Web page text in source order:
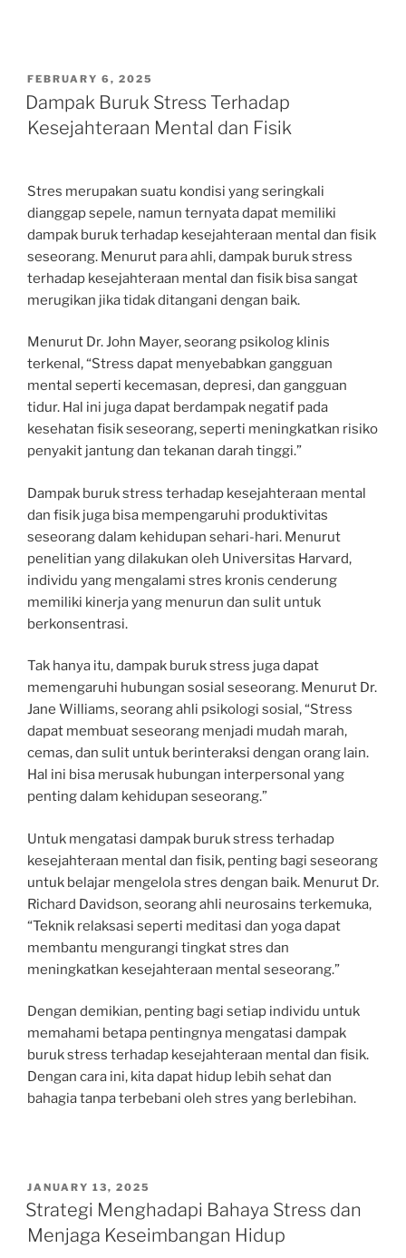
POSTED
ON
FEBRUARY 6, 2025
Dampak Buruk Stress Terhadap
Kesejahteraan Mental dan Fisik
Stres merupakan suatu kondisi yang seringkali
dianggap sepele, namun ternyata dapat memiliki
dampak buruk terhadap kesejahteraan mental dan fisik
seseorang. Menurut para ahli, dampak buruk stress
terhadap kesejahteraan mental dan fisik bisa sangat
merugikan jika tidak ditangani dengan baik.
Menurut Dr. John Mayer, seorang psikolog klinis
terkenal, “Stress dapat menyebabkan gangguan
mental seperti kecemasan, depresi, dan gangguan
tidur. Hal ini juga dapat berdampak negatif pada
kesehatan fisik seseorang, seperti meningkatkan risiko
penyakit jantung dan tekanan darah tinggi.”
Dampak buruk stress terhadap kesejahteraan mental
dan fisik juga bisa mempengaruhi produktivitas
seseorang dalam kehidupan sehari-hari. Menurut
penelitian yang dilakukan oleh Universitas Harvard,
individu yang mengalami stres kronis cenderung
memiliki kinerja yang menurun dan sulit untuk
berkonsentrasi.
Tak hanya itu, dampak buruk stress juga dapat
memengaruhi hubungan sosial seseorang. Menurut Dr.
Jane Williams, seorang ahli psikologi sosial, “Stress
dapat membuat seseorang menjadi mudah marah,
cemas, dan sulit untuk berinteraksi dengan orang lain.
Hal ini bisa merusak hubungan interpersonal yang
penting dalam kehidupan seseorang.”
Untuk mengatasi dampak buruk stress terhadap
kesejahteraan mental dan fisik, penting bagi seseorang
untuk belajar mengelola stres dengan baik. Menurut Dr.
Richard Davidson, seorang ahli neurosains terkemuka,
“Teknik relaksasi seperti meditasi dan yoga dapat
membantu mengurangi tingkat stres dan
meningkatkan kesejahteraan mental seseorang.”
Dengan demikian, penting bagi setiap individu untuk
memahami betapa pentingnya mengatasi dampak
buruk stress terhadap kesejahteraan mental dan fisik.
Dengan cara ini, kita dapat hidup lebih sehat dan
bahagia tanpa terbebani oleh stres yang berlebihan.
POSTED
ON
JANUARY 13, 2025
Strategi Menghadapi Bahaya Stress dan
Menjaga Keseimbangan Hidup